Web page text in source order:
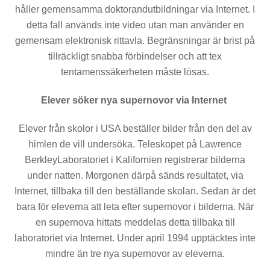
håller gemensamma doktorandutbildningar via Internet. I
detta fall används inte video utan man använder en
gemen­sam elektronisk rittavla. Begränsningar är brist på
tillräckligt snabba förbindelser och att tex
tentamenssäkerheten måste lösas.
Elever söker nya supernovor via Internet
Elever från skolor i USA beställer bilder från den del av
himlen de vill undersöka. Teleskopet på Lawrence
Berkley­Laboratoriet i Kalifornien registrerar bilderna
under nat­ten. Morgonen därpå sänds resultatet, via
Internet, tillbaka till den beställande skolan. Sedan är det
bara för eleverna att leta efter supernovor i bilderna. När
en supernova hittats meddelas detta tillbaka till
laboratoriet via Internet. Under april 1994 upptäcktes inte
mindre än tre nya supernovor av eleverna.